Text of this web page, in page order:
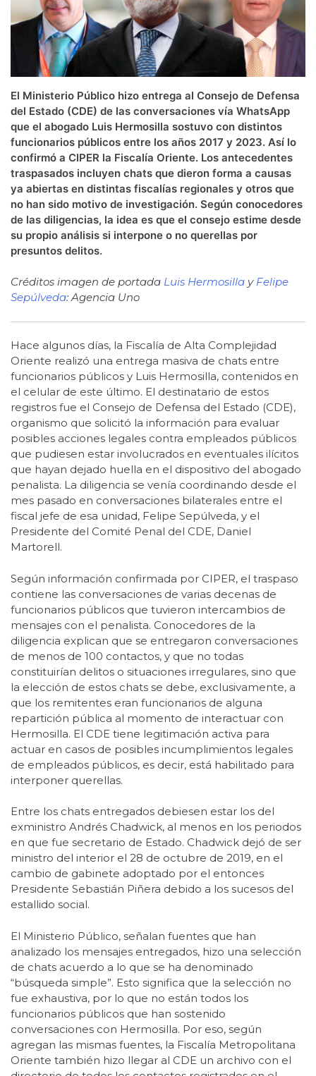
El Ministerio Público hizo entrega al Consejo de Defensa
del Estado (CDE) de las conversaciones vía WhatsApp
que el abogado Luis Hermosilla sostuvo con distintos
funcionarios públicos entre los años 2017 y 2023. Así lo
confirmó a CIPER la Fiscalía Oriente. Los antecedentes
traspasados incluyen chats que dieron forma a causas
ya abiertas en distintas fiscalías regionales y otros que
no han sido motivo de investigación. Según conocedores
de las diligencias, la idea es que el consejo estime desde
su propio análisis si interpone o no querellas por
presuntos delitos.
Créditos imagen de portada Luis Hermosilla y Felipe
Sepúlveda: Agencia Uno
Hace algunos días, la Fiscalía de Alta Complejidad
Oriente realizó una entrega masiva de chats entre
funcionarios públicos y Luis Hermosilla, contenidos en
el celular de este último. El destinatario de estos
registros fue el Consejo de Defensa del Estado (CDE),
organismo que solicitó la información para evaluar
posibles acciones legales contra empleados públicos
que pudiesen estar involucrados en eventuales ilícitos
que hayan dejado huella en el dispositivo del abogado
penalista. La diligencia se venía coordinando desde el
mes pasado en conversaciones bilaterales entre el
fiscal jefe de esa unidad, Felipe Sepúlveda, y el
Presidente del Comité Penal del CDE, Daniel
Martorell.
Según información confirmada por CIPER, el traspaso
contiene las conversaciones de varias decenas de
funcionarios públicos que tuvieron intercambios de
mensajes con el penalista. Conocedores de la
diligencia explican que se entregaron conversaciones
de menos de 100 contactos, y que no todas
constituirían delitos o situaciones irregulares, sino que
la elección de estos chats se debe, exclusivamente, a
que los remitentes eran funcionarios de alguna
repartición pública al momento de interactuar con
Hermosilla. El CDE tiene legitimación activa para
actuar en casos de posibles incumplimientos legales
de empleados públicos, es decir, está habilitado para
interponer querellas.
Entre los chats entregados debiesen estar los del
exministro Andrés Chadwick, al menos en los periodos
en que fue secretario de Estado. Chadwick dejó de ser
ministro del interior el 28 de octubre de 2019, en el
cambio de gabinete adoptado por el entonces
Presidente Sebastián Piñera debido a los sucesos del
estallido social.
El Ministerio Público, señalan fuentes que han
analizado los mensajes entregados, hizo una selección
de chats acuerdo a lo que se ha denominado
“búsqueda simple”. Esto significa que la selección no
fue exhaustiva, por lo que no están todos los
funcionarios públicos que han sostenido
conversaciones con Hermosilla. Por eso, según
agregan las mismas fuentes, la Fiscalía Metropolitana
Oriente también hizo llegar al CDE un archivo con el